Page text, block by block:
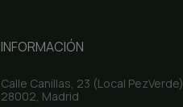
INFORMACIÓN
Calle Canillas, 23 (Local PezVerde)
28002, Madrid